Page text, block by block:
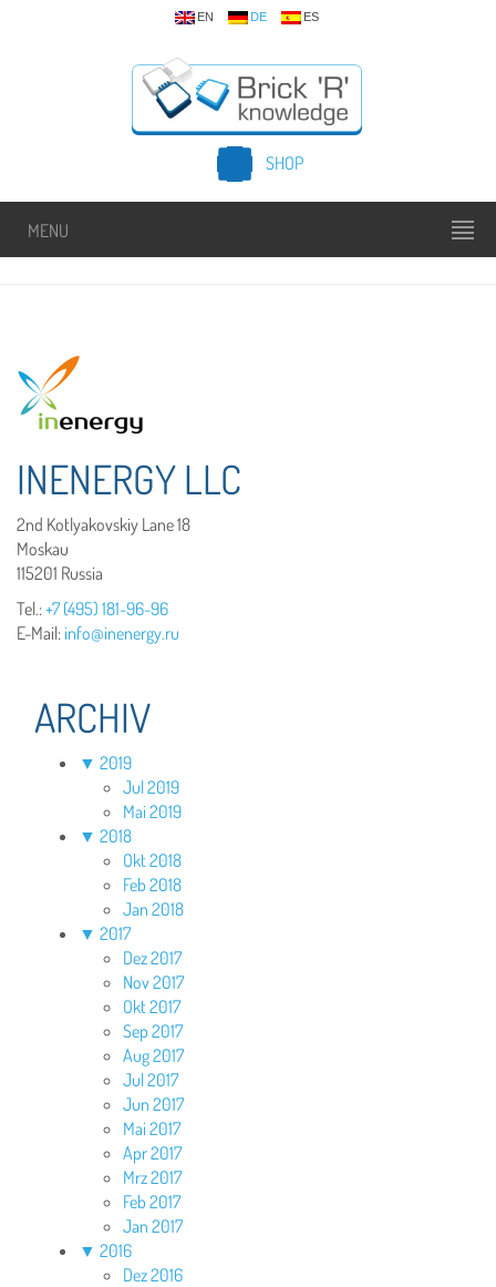
EN DE ES
SHOP
MENU
INENERGY LLC
2nd Kotlyakovskiy Lane 18
Moskau
115201 Russia
Tel.:+7 (495) 181-96-96
E-Mail: info@inenergy.ru
ARCHIV
▼ 2019
Jul 2019
Mai 2019
▼ 2018
Okt 2018
Feb 2018
Jan 2018
▼ 2017
Dez 2017
Nov 2017
Okt 2017
Sep 2017
Aug 2017
Jul 2017
Jun 2017
Mai 2017
Apr 2017
Mrz 2017
Feb 2017
Jan 2017
▼ 2016
Dez 2016